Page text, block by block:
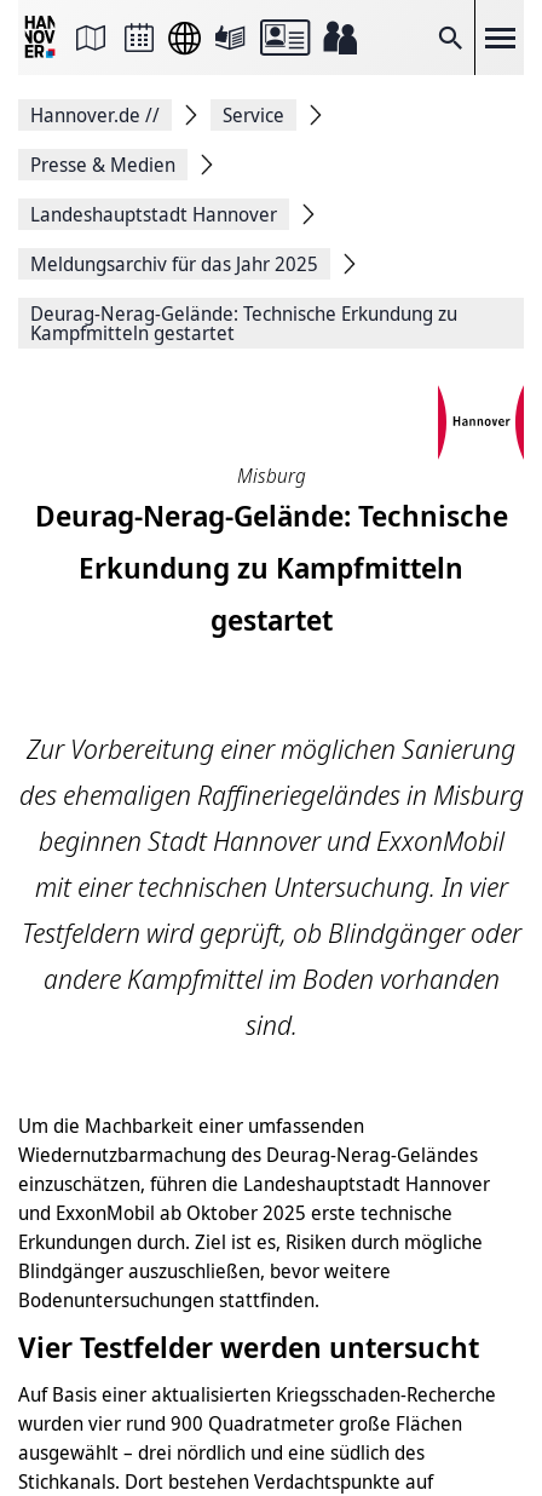
Suche
Seite
Facebook
teilen
Seitenlink
Seite
Hannover.de //
Service
Presse & Medien
Landeshauptstadt Hannover
Meldungsarchiv für das Jahr 2025
Deurag-Nerag-Gelände: Technische Erkundung zu
Kampfmitteln gestartet
Misburg
Deurag-Nerag-Gelände: Technische
Erkundung zu Kampfmitteln
gestartet
Zur Vorbereitung einer möglichen Sanierung
des ehemaligen Raffineriegeländes in Misburg
beginnen Stadt Hannover und ExxonMobil
mit einer technischen Untersuchung. In vier
Testfeldern wird geprüft, ob Blindgänger oder
andere Kampfmittel im Boden vorhanden
sind.
Um die Machbarkeit einer umfassenden
Wiedernutzbarmachung des Deurag-Nerag-Geländes
einzuschätzen, führen die Landeshauptstadt Hannover
und ExxonMobil ab Oktober 2025 erste technische
Erkundungen durch. Ziel ist es, Risiken durch mögliche
Blindgänger auszuschließen, bevor weitere
Bodenuntersuchungen stattfinden.
Vier Testfelder werden untersucht
Auf Basis einer aktualisierten Kriegsschaden-Recherche
wurden vier rund 900 Quadratmeter große Flächen
ausgewählt – drei nördlich und eine südlich des
Stichkanals. Dort bestehen Verdachtspunkte auf